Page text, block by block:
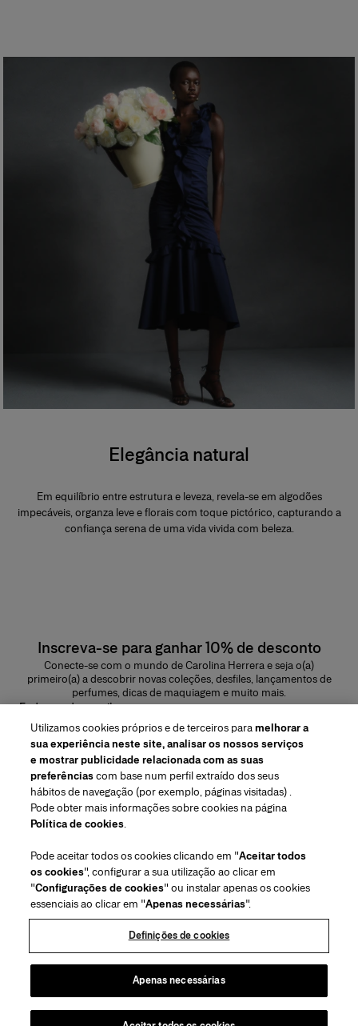
Elegância natural
Em equilíbrio entre estrutura e leveza, revela-se em algodões
impecáveis, organza leve e florais com toque pictórico, capturando a
confiança serena de uma vida vivida com beleza.
Inscreva-se para ganhar 10% de desconto
Conecte-se com o mundo de Carolina Herrera e seja o(a)
primeiro(a) a descobrir novas coleções, desfiles, lançamentos de
perfumes, dicas de maquiagem e muito mais.
Endereço de e-mail
ENVIAR
Região/Idioma
Atendimento ao cliente
Encontrar uma loja
Fale conosco
Envios e devoluções de Beleza
Envios e Devoluções de Moda
Perguntas Frequentes
Serviço para embalagem para presente
Centro de preferências
Sobre nós
House of Herrera
Herrera Friends
Puig
(abre em uma nova guia)
chcarolinaherrera.com
(abre em uma nova guia)
Termos e Condições
Beauty Termos e Condições de Venda
Moda Termos e Condições de Venda
VTO Data Processing Notice
Política de Privacidade
Política de cookies
Utilizamos cookies próprios e de terceiros paramelhorar a
sua experiência neste site, analisar os nossos serviços
e mostrar publicidade relacionada com as suas
preferênciascom base num perfil extraído dos seus
hábitos de navegação (por exemplo, páginas visitadas) .
Pode obter mais informações sobre cookies na página
Política de cookies.
Pode aceitar todos os cookies clicando em "Aceitar todos
os cookies", configurar a sua utilização ao clicar em
"Configurações de cookies" ou instalar apenas os cookies
essenciais ao clicar em "Apenas necessárias".
Definições de cookies
Apenas necessárias